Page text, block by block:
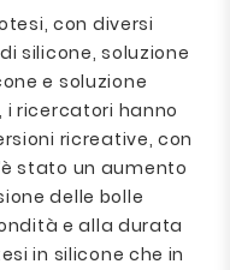
con diversi
silicone, soluzione
e soluzione
i ricercatori hanno
ricreative, con
stato un aumento
delle bolle
e alla durata
in silicone che in